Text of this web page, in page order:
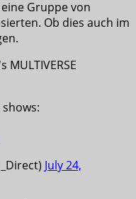
Gruppe von
Ob dies auch im
's MULTIVERSE
July 24,